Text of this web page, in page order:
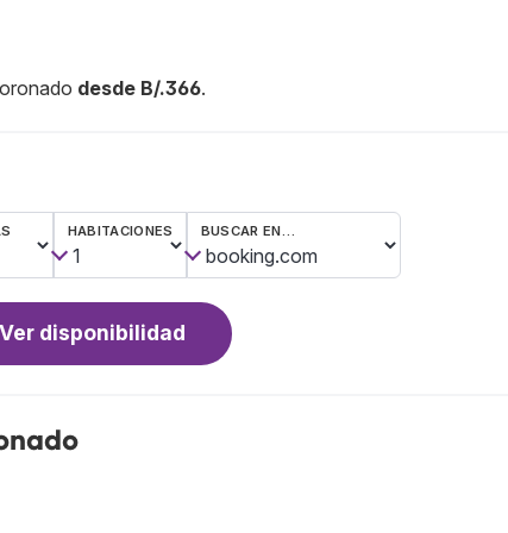
desde B/.366.
HABITACIONES BUSCAR EN…
disponibilidad